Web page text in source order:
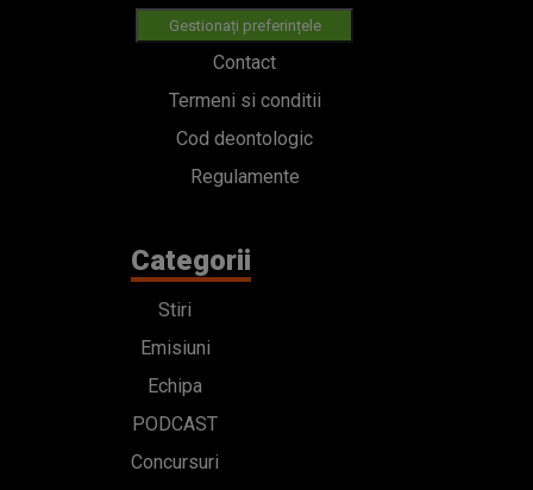
Gestionați preferințele
Contact
Termeni si conditii
Cod deontologic
Regulamente
Categorii
Stiri
Emisiuni
Echipa
PODCAST
Concursuri